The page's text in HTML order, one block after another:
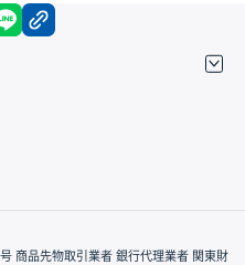
facebook
商品先物取引業者 銀行代理業者 関東財